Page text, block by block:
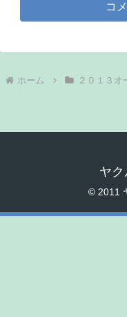
コ
ホーム ２０１３オ
ヤ
© 2011